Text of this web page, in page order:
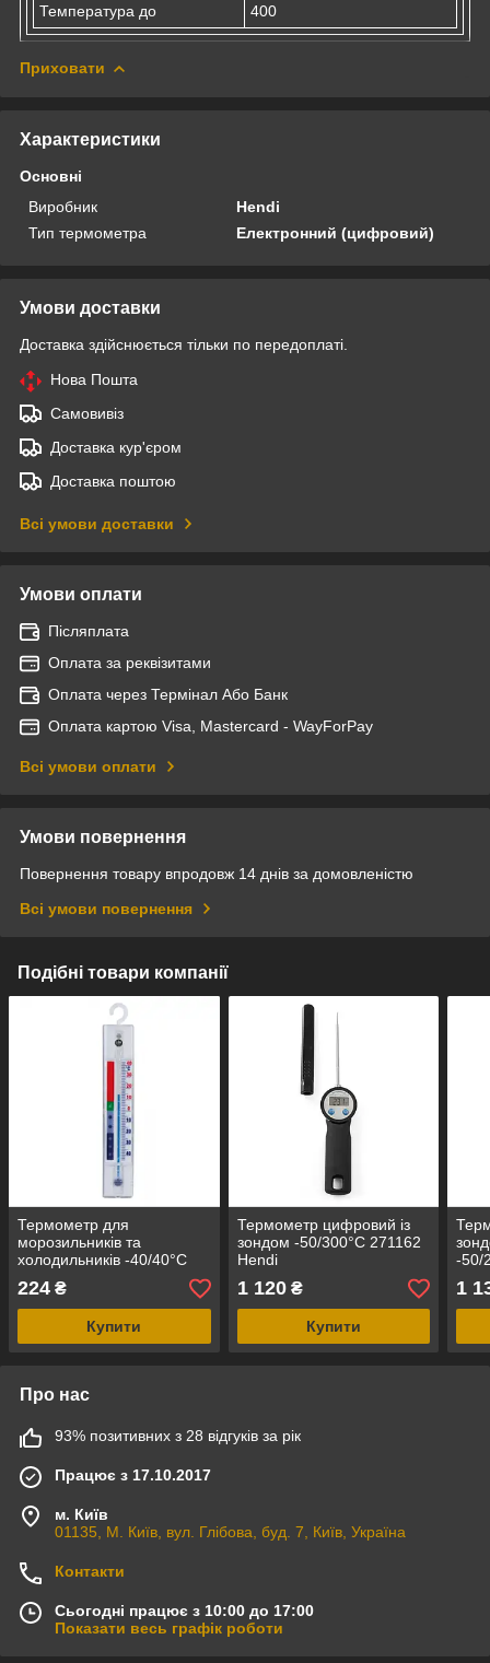
Температура до
400
Приховати
Характеристики
Основні
Виробник
Hendi
Тип термометра
Електронний (цифровий)
Умови доставки
Доставка здійснюється тільки по передоплаті.
Нова Пошта
Самовивіз
Доставка кур'єром
Доставка поштою
Всі умови доставки
Умови оплати
Післяплата
Оплата за реквізитами
Оплата через Термінал Або Банк
Оплата картою Visa, Mastercard - WayForPay
Всі умови оплати
Умови повернення
Повернення товару впродовж 14 днів за домовленістю
Всі умови повернення
Подібні товари компанії
Термометр для
морозильників та
холодильників -40/40°C
271117 Hendi
224 ₴
Купити
Термометр цифровий із
зондом -50/300°C 271162
Hendi
1 120₴
Купити
-50/
1
Про нас
93% позитивних з 28 відгуків за рік
Працює з 17.10.2017
м. Київ
01135, М. Київ, вул. Глібова, буд. 7, Київ, Україна
Контакти
Сьогодні працює з 10:00 до 17:00
Показати весь графік роботи